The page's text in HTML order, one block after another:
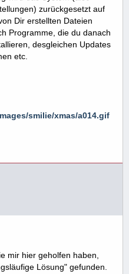
zurückgesetzt auf
Dir erstellten Dateien
Programme, die du danach
desgleichen Updates
etc.
smilie/xmas/a014.gif
mir hier geholfen haben,
Lösung" gefunden.